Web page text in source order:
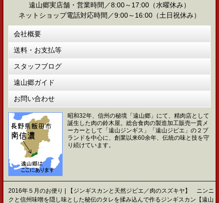
遠山郷実店舗・営業時間／8:00～17:00（水曜休み）
ネットショップ電話対応時間／9:00～16:00（土日祝休み）
会社概要
送料・お支払等
スタッフブログ
遠山郷ガイド
お問い合わせ
昭和32年、信州の秘境「遠山郷」にて、精肉店として
誕生した肉の鈴木屋。総合食肉の製造加工販売一貫メ
ーカーとして「遠山ジンギス」「遠山ジビエ」の２ブ
ランドを中心に、創業以来60余年、伝統の味と技を守
り続けています。
2016年５月のお便り | 【ジンギスカンと天然ジビエ／肉のスズキヤ】 ニンニ
クと信州味噌を隠し味とした秘伝のタレを揉み込んで作るジンギスカン【遠山